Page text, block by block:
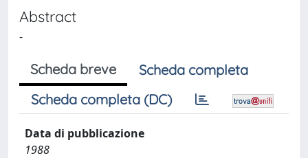
Abstract
-
Scheda breve
Scheda completa
Scheda completa (DC)
Data di pubblicazione
1988